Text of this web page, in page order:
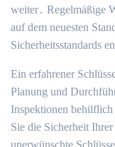
weiter․ Regelmäßige
auf dem neuesten
Sicherheitsstandards
Ein erfahrener
Planung und
Inspektionen behilflich
Sie die Sicherheit
unerwünschte